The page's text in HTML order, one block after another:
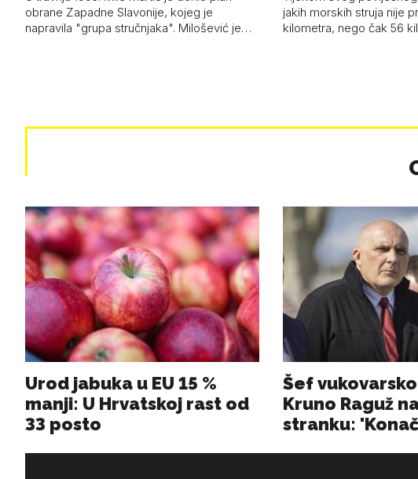
obrane Zapadne Slavonije, kojeg je
napravila "grupa stručnjaka". Milošević je…
jakih morskih struja nije
kilometra, nego čak 56